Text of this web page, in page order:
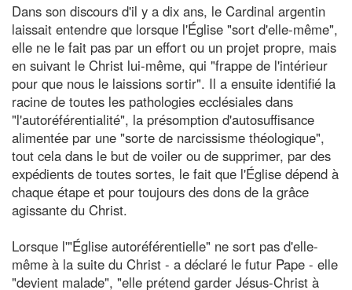
Dans son discours d'il y a dix ans, le Cardinal argentin
laissait entendre que lorsque l'Église "sort d'elle-même",
elle ne le fait pas par un effort ou un projet propre, mais
en suivant le Christ lui-même, qui "frappe de l'intérieur
pour que nous le laissions sortir". Il a ensuite identifié la
racine de toutes les pathologies ecclésiales dans
"l'autoréférentialité", la présomption d'autosuffisance
alimentée par une "sorte de narcissisme théologique",
tout cela dans le but de voiler ou de supprimer, par des
expédients de toutes sortes, le fait que l'Église dépend à
chaque étape et pour toujours des dons de la grâce
agissante du Christ.
Lorsque l'"Église autoréférentielle" ne sort pas d'elle-
même à la suite du Christ - a déclaré le futur Pape - elle
"devient malade", "elle prétend garder Jésus-Christ à